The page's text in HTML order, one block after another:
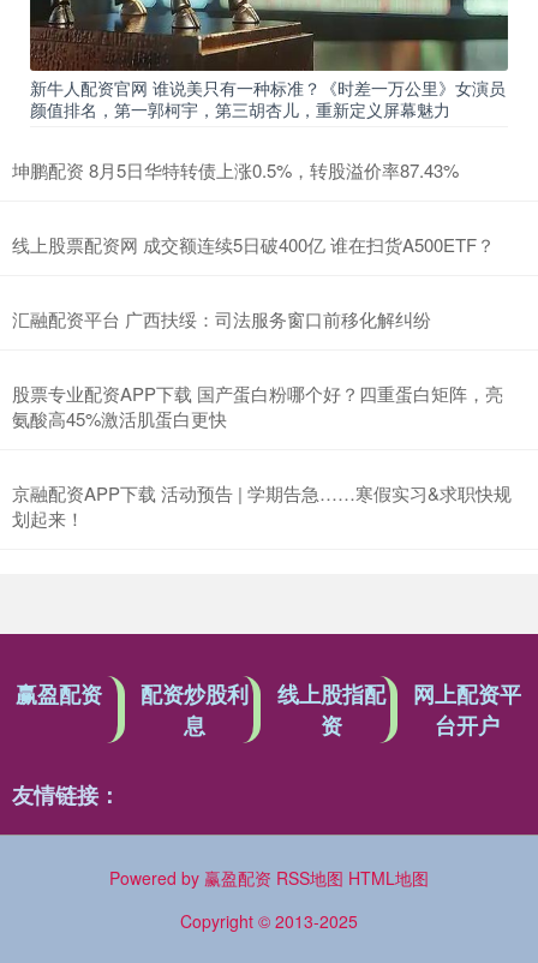
新牛人配资官网 谁说美只有一种标准？《时差一万公里》女演员
颜值排名，第一郭柯宇，第三胡杏儿，重新定义屏幕魅力
坤鹏配资 8月5日华特转债上涨0.5%，转股溢价率87.43%
线上股票配资网 成交额连续5日破400亿 谁在扫货A500ETF？
汇融配资平台 广西扶绥：司法服务窗口前移化解纠纷
股票专业配资APP下载 国产蛋白粉哪个好？四重蛋白矩阵，亮
氨酸高45%激活肌蛋白更快
京融配资APP下载 活动预告 | 学期告急……寒假实习&求职快规
划起来！
赢盈配资
配资炒股利
息
线上股指配
资
网上配资平
台开户
友情链接：
Powered by 赢盈配资 RSS地图 HTML地图
Copyright © 2013-2025